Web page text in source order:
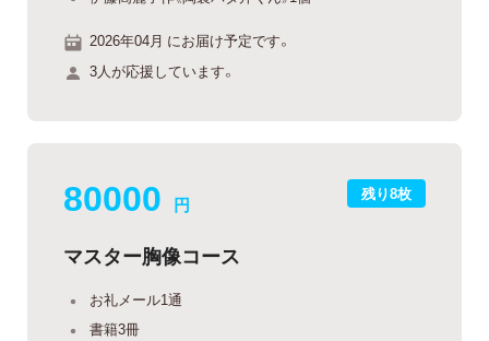
2026年04月 にお届け予定です。
3人が応援しています。
残り8枚
80000 円
マスター胸像コース
お礼メール1通
書籍3冊